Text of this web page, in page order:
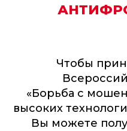
Чтобы
«Борьба с
высоких
Вы можете